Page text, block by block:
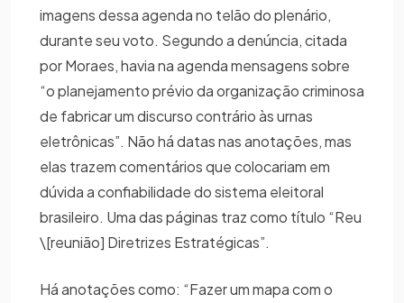
imagens dessa agenda no telão do plenário,
durante seu voto. Segundo a denúncia, citada
por Moraes, havia na agenda mensagens sobre
“o planejamento prévio da organização criminosa
de fabricar um discurso contrário às urnas
eletrônicas”. Não há datas nas anotações, mas
elas trazem comentários que colocariam em
dúvida a confiabilidade do sistema eleitoral
brasileiro. Uma das páginas traz como título “Reu
\[reunião] Diretrizes Estratégicas”.
Há anotações como: “Fazer um mapa com o